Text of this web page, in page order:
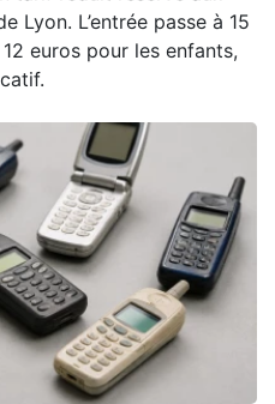
Lyon. L’entrée passe à 15
euros pour les enfants,